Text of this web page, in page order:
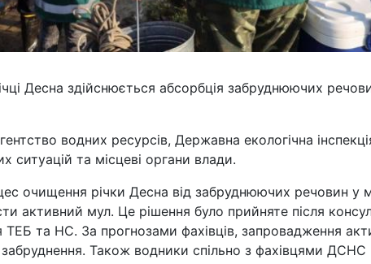
Десна здійснюється абсорбція забруднюючих
водних ресурсів, Державна екологічна
ситуацій та місцеві органи влади.
очищення річки Десна від забруднюючих речовин у
активний мул. Це рішення було прийняте після
ТЕБ та НС. За прогнозами фахівців, запровадження
Також водники спільно з фахівцями ДСНС